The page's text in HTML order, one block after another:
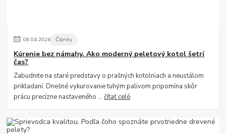
08.04.2026 Články
Kúrenie bez námahy. Ako moderný peletový kotol šetrí
čas?
Zabudnite na staré predstavy o prašných kotolniach a neustálom
prikladaní. Dnešné vykurovanie tuhým palivom pripomína skôr
prácu precízne nastaveného ...čítať celé